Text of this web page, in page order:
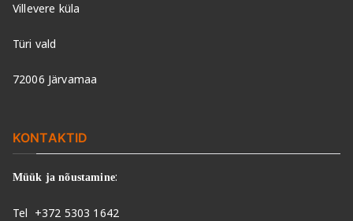
Villevere küla
Türi vald
72006 Järvamaa
KONTAKTID
Müük ja nõustamine:
Tel +372 5303 1642